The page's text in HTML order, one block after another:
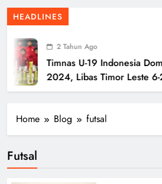
Malang United U-13 Juara Piala Soeratin
2026, Siap Tatap Putaran Provinsi
HEADLINES
2 Tahun Ago
Timnas U-19 Indonesia
2024, Libas Timor Leste 6-
Semifinal
Home Blog futsal
Futsal